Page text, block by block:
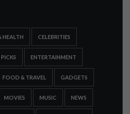
HEALTH CELEBRITIES
ENTERTAINMENT
FOOD & TRAVEL GADGETS
MOVIES MUSIC NEWS